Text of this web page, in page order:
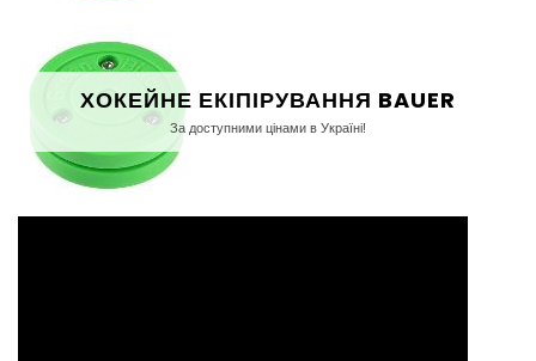
ХОКЕЙНЕ ЕКІПІРУВАННЯ BAUER
За доступними цінами в Україні!